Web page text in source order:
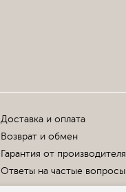
Доставка и оплата
Возврат и обмен
Гарантия от производителя
Ответы на частые вопросы